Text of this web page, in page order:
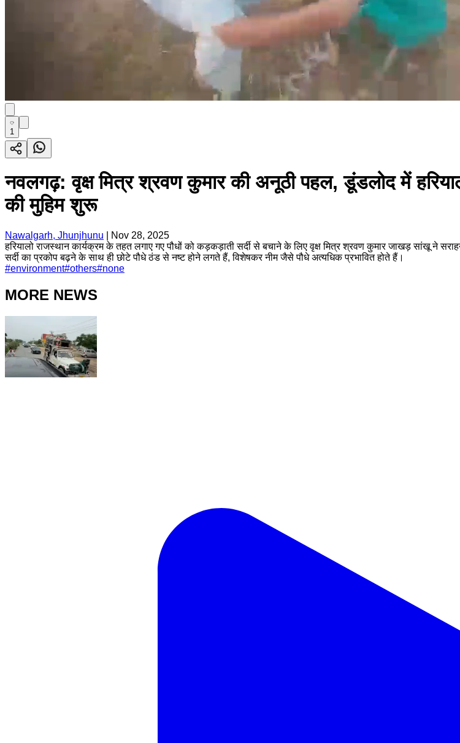
1
नवलगढ़: वृक्ष मित्र श्रवण कुमार की अनूठी पहल, डूंडलोद में
की मुहिम शुरू
Nawalgarh, Jhunjhunu
Nov 28, 2025
हरियालो राजस्थान कार्यक्रम के तहत लगाए गए पौधों को कड़कड़ाती सर्दी से बचाने के लिए वृक्ष मित्र श्रवण कुमार जाखड़ सांखू ने
सर्दी का प्रकोप बढ़ने के साथ ही छोटे पौधे ठंड से नष्ट होने लगते हैं, विशेषकर नीम जैसे पौधे अत्यधिक प्रभावित होते हैं।
#environment#others#none
MORE NEWS